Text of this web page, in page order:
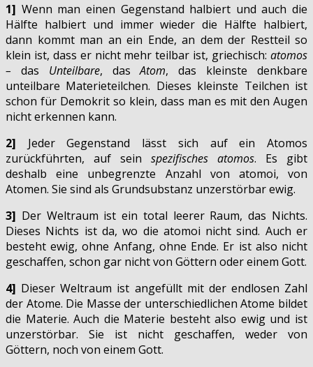
1] Wenn man einen Gegenstand halbiert und auch die
Hälfte halbiert und immer wieder die Hälfte halbiert,
dann kommt man an ein Ende, an dem der Restteil so
klein ist, dass er nicht mehr teilbar ist, griechisch: atomos
– das Unteilbare, dasAtom, das kleinste denkbare
unteilbare Materieteilchen. Dieses kleinste Teilchen ist
schon für Demokrit so klein, dass man es mit den Augen
nicht erkennen kann.
2] Jeder Gegenstand lässt sich auf ein Atomos
zurückführten, auf sein spezifisches atomos. Es gibt
deshalb eine unbegrenzte Anzahl von atomoi, von
Atomen. Sie sind als Grundsubstanz unzerstörbar ewig.
3] Der Weltraum ist ein total leerer Raum, das Nichts.
Dieses Nichts ist da, wo die atomoi nicht sind. Auch er
besteht ewig, ohne Anfang, ohne Ende. Er ist also nicht
geschaffen, schon gar nicht von Göttern oder einem Gott.
4] Dieser Weltraum ist angefüllt mit der endlosen Zahl
der Atome. Die Masse der unterschiedlichen Atome bildet
die Materie. Auch die Materie besteht also ewig und ist
unzerstörbar. Sie ist nicht geschaffen, weder von
Göttern, noch von einem Gott.